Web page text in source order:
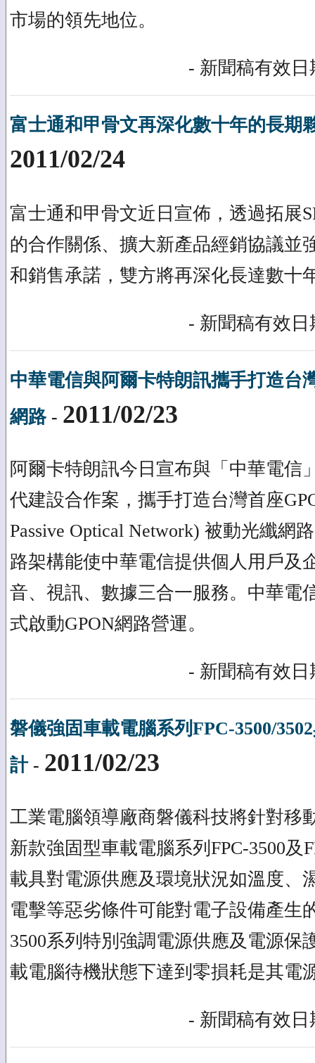
市場的領先地位。
- 新聞稿有效日
富士通和甲骨文再深化數十年的長期
2011/02/24
富士通和甲骨文近日宣佈，透過拓展
的合作關係、擴大新產品經銷協議並
和銷售承諾，雙方將再深化長達數十
- 新聞稿有效日
中華電信與阿爾卡特朗訊攜手打造台
網路- 2011/02/23
阿爾卡特朗訊今日宣布與「中華電信
代建設合作案，攜手打造台灣首座
Passive Optical Network) 被動光纖網
路架構能使中華電信提供個人用戶及
音、視訊、數據三合一服務。中華電
式啟動GPON網路營運。
- 新聞稿有效日
磐儀強固車載電腦系列FPC-3500/
計- 2011/02/23
工業電腦領導廠商磐儀科技將針對移
新款強固型車載電腦系列FPC-3500及
載具對電源供應及環境狀況如溫度、
電擊等惡劣條件可能對電子設備產生
3500系列特別強調電源供應及電源保
載電腦待機狀態下達到零損耗是其電
- 新聞稿有效日